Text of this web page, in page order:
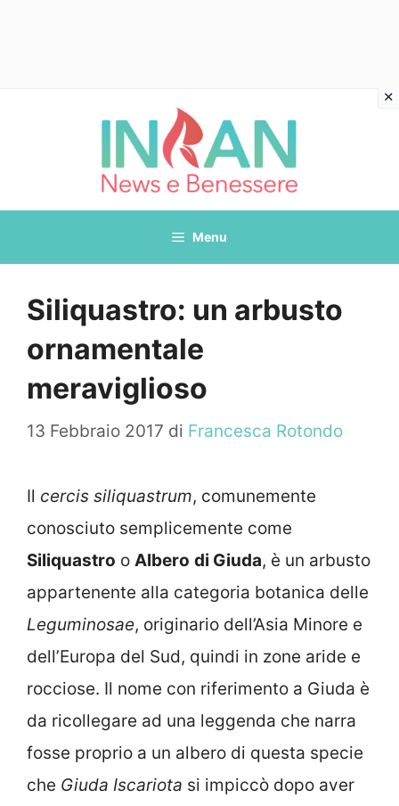
Menu
Siliquastro: un arbusto
ornamentale
meraviglioso
13 Febbraio 2017 di Francesca Rotondo
Il cercis siliquastrum, comunemente
conosciuto semplicemente come
Siliquastro o Albero di Giuda, è un arbusto
appartenente alla categoria botanica delle
Leguminosae, originario dell’Asia Minore e
dell’Europa del Sud, quindi in zone aride e
rocciose. Il nome con riferimento a Giuda è
da ricollegare ad una leggenda che narra
fosse proprio a un albero di questa specie
che Giuda Iscariota si impiccò dopo aver